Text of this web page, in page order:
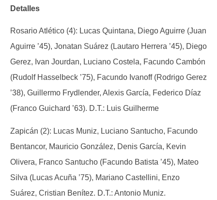
Detalles
Rosario Atlético (4): Lucas Quintana, Diego Aguirre (Juan
Aguirre ’45), Jonatan Suárez (Lautaro Herrera ’45), Diego
Gerez, Ivan Jourdan, Luciano Costela, Facundo Cambón
(Rudolf Hasselbeck ’75), Facundo Ivanoff (Rodrigo Gerez
’38), Guillermo Frydlender, Alexis García, Federico Díaz
(Franco Guichard ’63). D.T.: Luis Guilherme
Zapicán (2): Lucas Muniz, Luciano Santucho, Facundo
Bentancor, Mauricio González, Denis García, Kevin
Olivera, Franco Santucho (Facundo Batista ’45), Mateo
Silva (Lucas Acuña ’75), Mariano Castellini, Enzo
Suárez, Cristian Benítez. D.T.: Antonio Muniz.